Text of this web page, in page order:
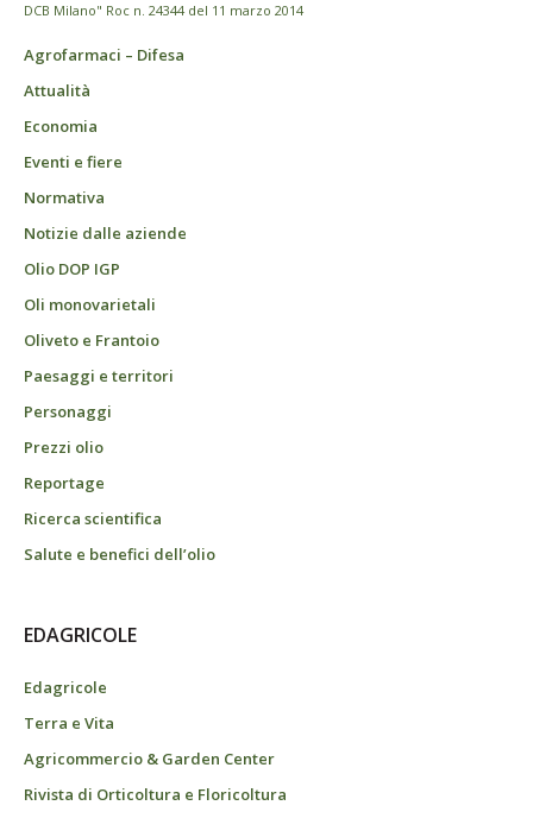
DCB Milano" Roc n. 24344 del 11 marzo 2014
Agrofarmaci – Difesa
Attualità
Economia
Eventi e fiere
Normativa
Notizie dalle aziende
Olio DOP IGP
Oli monovarietali
Oliveto e Frantoio
Paesaggi e territori
Personaggi
Prezzi olio
Reportage
Ricerca scientifica
Salute e benefici dell’olio
EDAGRICOLE
Edagricole
Terra e Vita
Agricommercio & Garden Center
Rivista di Orticoltura e Floricoltura